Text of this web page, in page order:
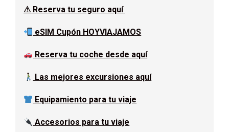
⚠ Reserva tu seguro aquí
eSIM Cupón HOYVIAJAMOS
Reserva tu coche desde aquí
Las mejores excursiones aquí
Equipamiento para tu viaje
Accesorios para tu viaje